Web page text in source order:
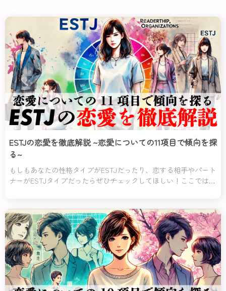
ESTJの恋愛を徹底解説 ~恋愛についての11項目で傾向を探
る~
もしもあなたの性格タイプがESTJだったり、恋する相手やパート
ナーがESTJタイプだったらぜひチェックしてほしい！ここでは、